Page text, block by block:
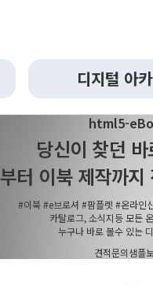
디지털 아
html5-
당신이 찾던
터 이북 제작까
#이북 #e브로셔 #팜플렛 #온라인
카탈로그, 소식지등 모든
누구나 바로 볼수 있는
견적문의샘플